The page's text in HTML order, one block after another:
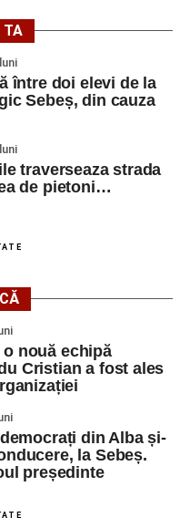
schimb cultural prin
preferată
Google News
nopții, în contextul
Bolojan
Râpa Roșie găzduiește
„CicloAventurier
Symphonic Camp
la Sebeș
TA
între doi elevi de la
Sebeș, din cauza
traverseaza strada
de pietoni…
o nouă echipă
Cristian a fost ales
din Alba și-
la Sebeș.
președinte